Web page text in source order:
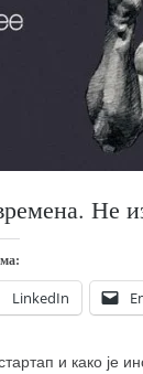
Не
LinkedIn
и како је